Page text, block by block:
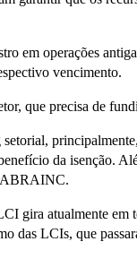
em operações
vencimento.
que precisa de
da isenção.
ABRAINC.
gira atualmente em
das LCIs, que